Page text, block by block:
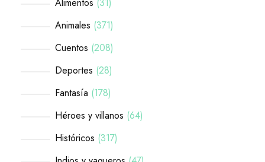
Alimentos 31
Animales 371
Cuentos 208
Deportes 28
Fantasía 178
Héroes y villanos 64
Históricos 317